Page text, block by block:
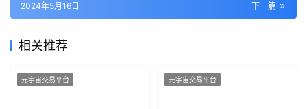
下一篇
2024年5月16日
相关推荐
元宇宙交易平台 元宇宙交易平台